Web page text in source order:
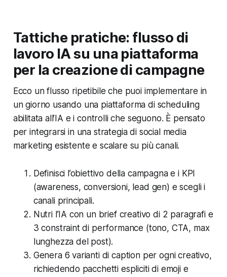
Tattiche pratiche: flusso di
lavoro IA su una piattaforma
per la creazione di campagne
Ecco un flusso ripetibile che puoi implementare in
un giorno usando una piattaforma di scheduling
abilitata all’IA e i controlli che seguono. È pensato
per integrarsi in una strategia di social media
marketing esistente e scalare su più canali.
Definisci l’obiettivo della campagna e i KPI
(awareness, conversioni, lead gen) e scegli i
canali principali.
Nutri l’IA con un brief creativo di 2 paragrafi e
3 constraint di performance (tono, CTA, max
lunghezza del post).
Genera 6 varianti di caption per ogni creativo,
richiedendo pacchetti espliciti di emoji e